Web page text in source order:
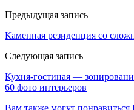
Предыдущая запись
Каменная резиденция со
Следующая запись
Кухня-гостиная —
60 фото интерьеров
Вам также могут понравиться